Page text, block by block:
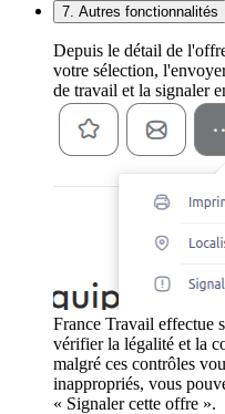
7. Autres fonctionnalités
Depuis le détail de
votre sélection,
de travail et la signaler
France Travail effectue
vérifier la légalité et la
malgré ces contrôles
inappropriés, vous
« Signaler cette offre ».